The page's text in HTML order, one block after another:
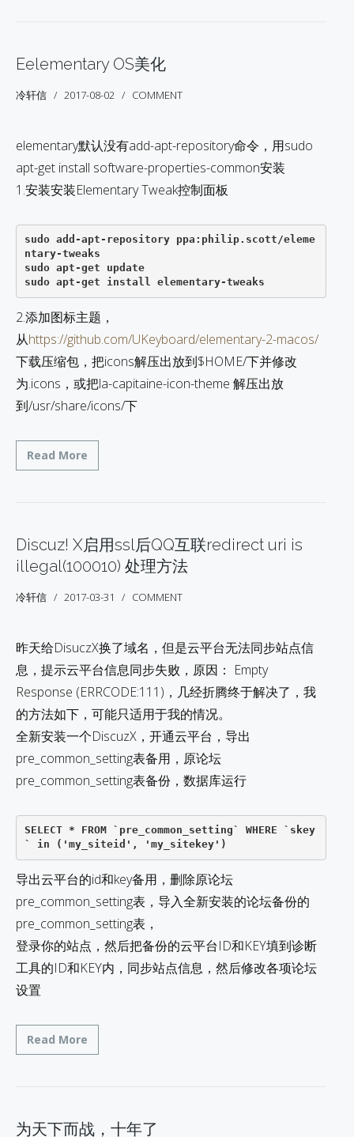
Eelementary OS美化
冷轩信 2017-08-02 COMMENT
elementary默认没有add-apt-repository命令，用sudo
apt-get install software-properties-common安装
1.安装安装Elementary Tweak控制面板
sudo add-apt-repository ppa:philip.scott/eleme
ntary-tweaks
sudo apt-get update
2.添加图标主题，
从https://github.com/UKeyboard/elementary-2-macos/
下载压缩包，把icons解压出放到$HOME/下并修改
为.icons，或把la-capitaine-icon-theme 解压出放
到/usr/share/icons/下
Read More
Discuz! X启用ssl后QQ互联redirect uri is
illegal(100010) 处理方法
冷轩信 2017-03-31 COMMENT
昨天给DisuczX换了域名，但是云平台无法同步站点信
息，提示云平台信息同步失败，原因： Empty
Response (ERRCODE:111)，几经折腾终于解决了，我
的方法如下，可能只适用于我的情况。
全新安装一个DiscuzX，开通云平台，导出
pre_common_setting表备用，原论坛
pre_common_setting表备份，数据库运行
SELECT * FROM `pre_common_setting` WHERE `skey
` in ('my_siteid', 'my_sitekey')
导出云平台的id和key备用，删除原论坛
pre_common_setting表，导入全新安装的论坛备份的
pre_common_setting表，
登录你的站点，然后把备份的云平台ID和KEY填到诊断
工具的ID和KEY内，同步站点信息，然后修改各项论坛
设置
Read More
为天下而战，十年了